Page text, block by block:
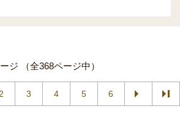
ジ （全368ページ中）
2 3 4 5 6